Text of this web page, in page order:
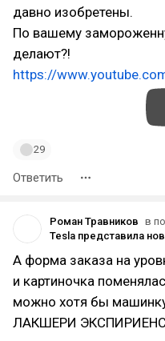
давно изобретены.
По вашему
делают?!
https://
29
Ответить
Роман Травников в
А форма заказа на
и картиночка
можно хотя бы
ЛАКШЕРИ